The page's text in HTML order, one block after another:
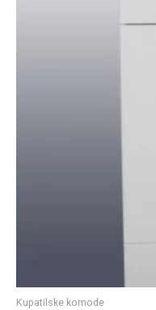
Kupatilske komode